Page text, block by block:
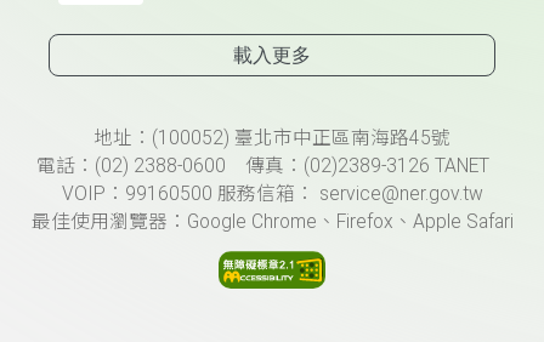
載入更多
頁尾資訊地址：(100052) 臺北市中正區南海路45號
電話：(02) 2388-0600 傳真：(02)2389-3126 TANET
VOIP：99160500 服務信箱： service@ner.gov.tw
最佳使用瀏覽器：Google Chrome、Firefox、Apple Safari